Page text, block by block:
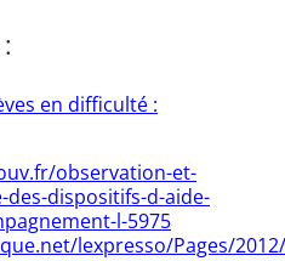
en difficulté :
observation-et-
des-dispositifs-d-aide-
l-5975
lexpresso/Pages/